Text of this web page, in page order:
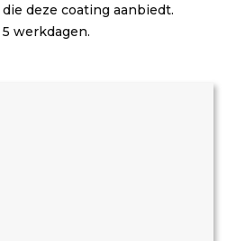
deze coating aanbiedt.
werkdagen.